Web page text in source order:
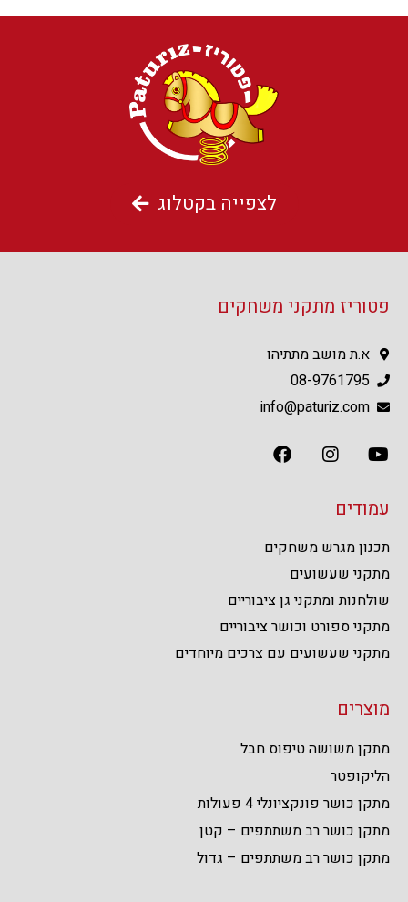
לצפייה בקטלוג
פטוריז מתקני משחקים
א.ת מושב מתתיהו
08-9761795
info@paturiz.com
עמודים
תכנון מגרש משחקים
מתקני שעשועים
שולחנות ומתקני גן ציבוריים
מתקני ספורט וכושר ציבוריים
מתקני שעשועים עם צרכים מיוחדים
מוצרים
מתקן משושה טיפוס חבל
הליקופטר
מתקן כושר פונקציונלי 4 פעולות
מתקן כושר רב משתתפים – קטן
מתקן כושר רב משתתפים – גדול